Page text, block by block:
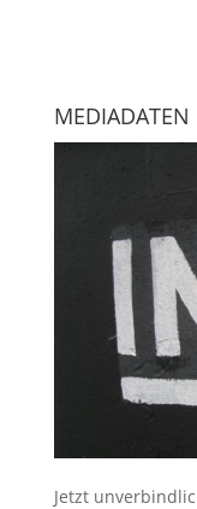
MEDIADATEN
Jetzt